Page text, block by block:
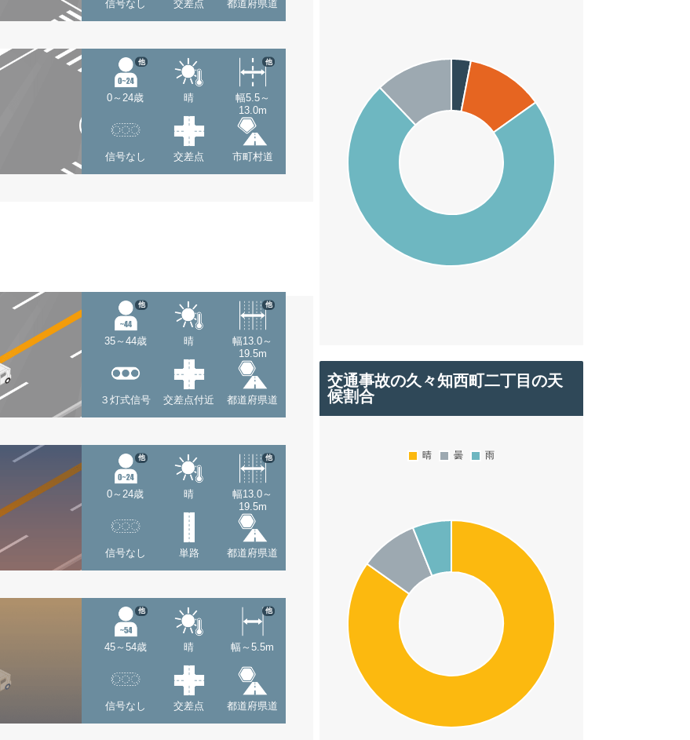
信号なし 交差点 都道府県道
0～24歳
他
晴
幅5.5～
13.0m
他
信号なし 交差点 市町村道
35～44歳
他
晴
幅13.0～
19.5m
他
３灯式信号 交差点付近 都道府県道
0～24歳
他
晴
幅13.0～
19.5m
他
信号なし 単路 都道府県道
45～54歳
他
晴 幅～5.5m
他
信号なし 交差点 都道府県道
交通事故の久々知西町二丁目の天
候割合